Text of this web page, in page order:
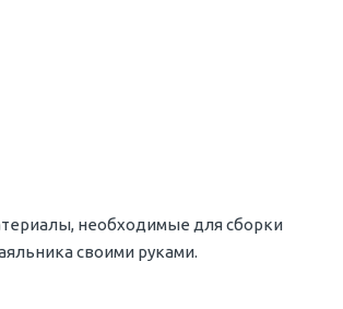
необходимые для сборки
своими руками.